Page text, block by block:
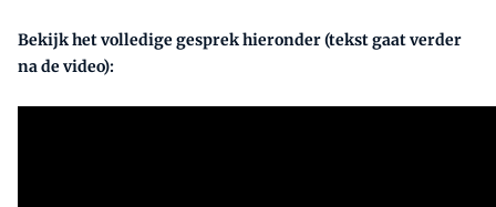
Bekijk het volledige gesprek hieronder (tekst gaat verder
na de video):